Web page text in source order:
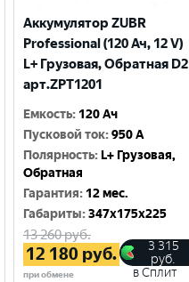
Аккумулятор ZUBR
Professional (120 Ач, 12 V)
L+ Грузовая, Обратная D2
арт.ZPT1201
Емкость: 120 Ач
Пусковой ток:950 A
Полярность: L+ Грузовая,
Обратная
Гарантия: 12 мес.
Габариты:347x175x225
13 260руб.
12 180 руб.
при обмене
3 315
руб.
в Сплит